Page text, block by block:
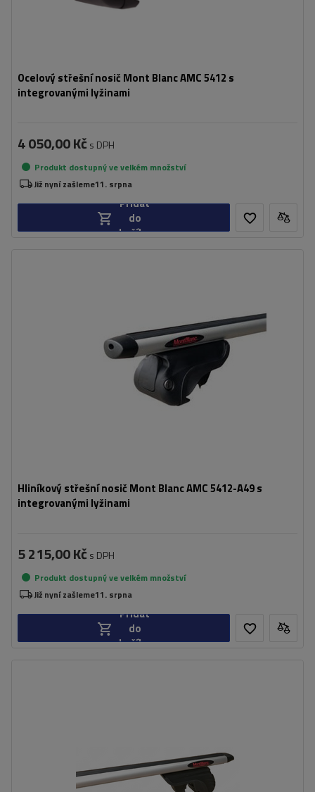
Ocelový střešní nosič Mont Blanc AMC 5412 s
integrovanými lyžinami
4 050,00 Kč s DPH
Produkt dostupný ve velkém množství
Již nyní zašleme11. srpna
Přidat
do
košíku
Hliníkový střešní nosič Mont Blanc AMC 5412-A49 s
integrovanými lyžinami
5 215,00 Kč s DPH
Produkt dostupný ve velkém množství
Již nyní zašleme11. srpna
Přidat
do
košíku